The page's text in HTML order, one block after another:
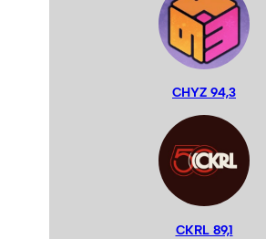
CHYZ 94,3
CKRL 89,1